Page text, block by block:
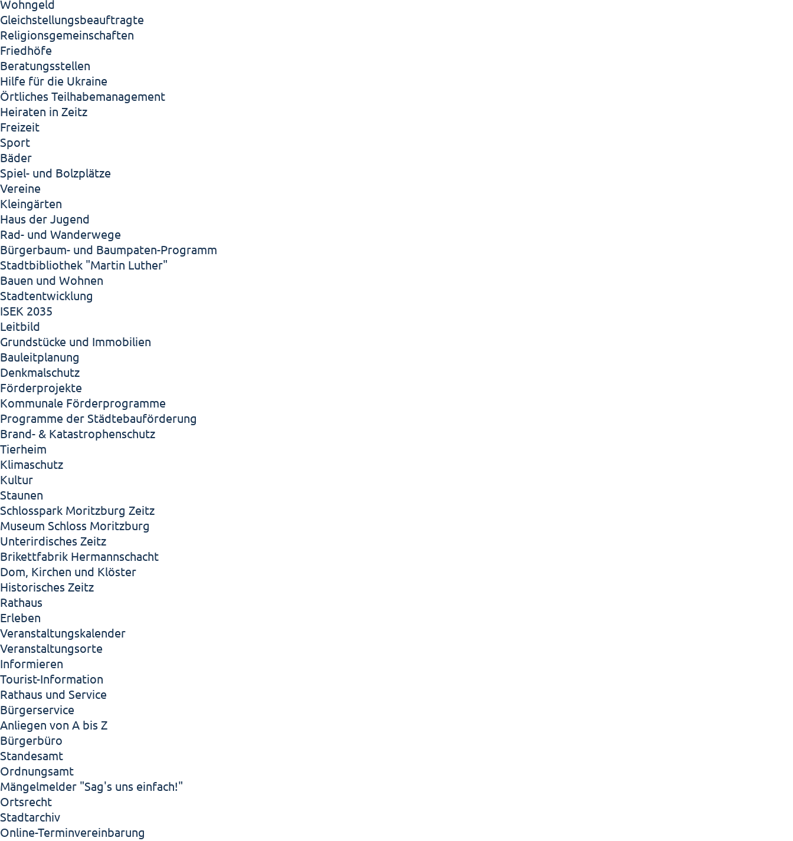
Wohngeld
Gleichstellungsbeauftragte
Religionsgemeinschaften
Friedhöfe
Beratungsstellen
Hilfe für die Ukraine
Örtliches Teilhabemanagement
Heiraten in Zeitz
Freizeit
Sport
Bäder
Spiel- und Bolzplätze
Vereine
Kleingärten
Haus der Jugend
Rad- und Wanderwege
Bürgerbaum- und Baumpaten-Programm
Stadtbibliothek "Martin Luther"
Bauen und Wohnen
Stadtentwicklung
ISEK 2035
Leitbild
Grundstücke und Immobilien
Bauleitplanung
Denkmalschutz
Förderprojekte
Kommunale Förderprogramme
Programme der Städtebauförderung
Brand- & Katastrophenschutz
Tierheim
Klimaschutz
Kultur
Staunen
Schlosspark Moritzburg Zeitz
Museum Schloss Moritzburg
Unterirdisches Zeitz
Brikettfabrik Hermannschacht
Dom, Kirchen und Klöster
Historisches Zeitz
Rathaus
Erleben
Veranstaltungskalender
Veranstaltungsorte
Informieren
Tourist-Information
Rathaus und Service
Bürgerservice
Anliegen von A bis Z
Bürgerbüro
Standesamt
Ordnungsamt
Mängelmelder "Sag's uns einfach!"
Ortsrecht
Stadtarchiv
Online-Terminvereinbarung